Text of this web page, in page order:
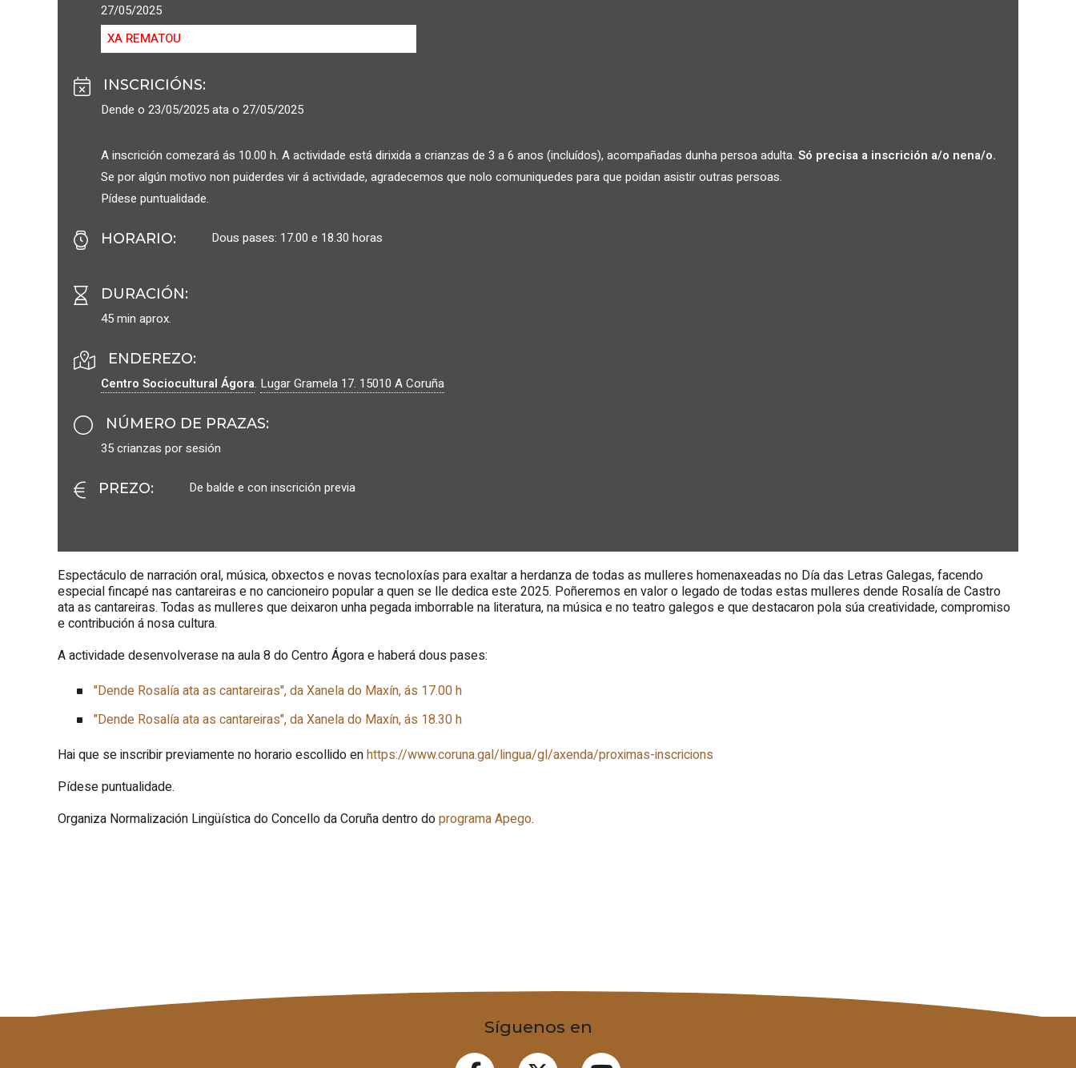
27/05/2025
XA REMATOU
INSCRICIÓNS:
Dende o 23/05/2025 ata o 27/05/2025
A inscrición comezará ás 10.00 h. A actividade está dirixida a crianzas de 3 a 6 anos (incluídos), acompañadas dunha persoa adulta. Só precisa a inscrición a/o nena/o.
Se por algún motivo non puiderdes vir á actividade, agradecemos que nolo comuniquedes para que poidan asistir outras persoas.
Pídese puntualidade.
HORARIO: Dous pases: 17.00 e 18.30 horas
DURACIÓN:
45 min aprox.
ENDEREZO:
Centro Sociocultural Ágora. Lugar Gramela 17. 15010 A Coruña
NÚMERO DE PRAZAS:
35 crianzas por sesión
PREZO: De balde e con inscrición previa
Espectáculo de narración oral, música, obxectos e novas tecnoloxías para exaltar a herdanza de todas as mulleres homenaxeadas no Día das Letras Galegas, facendo
especial fincapé nas cantareiras e no cancioneiro popular a quen se lle dedica este 2025. Poñeremos en valor o legado de todas estas mulleres dende Rosalía de Castro
ata as cantareiras. Todas as mulleres que deixaron unha pegada imborrable na literatura, na música e no teatro galegos e que destacaron pola súa creatividade, compromiso
e contribución á nosa cultura.
A actividade desenvolverase na aula 8 do Centro Ágora e haberá dous pases:
"Dende Rosalía ata as cantareiras", da Xanela do Maxín, ás 17.00 h
"Dende Rosalía ata as cantareiras", da Xanela do Maxín, ás 18.30 h
Hai que se inscribir previamente no horario escollido enhttps://www.coruna.gal/lingua/gl/axenda/proximas-inscricions
Pídese puntualidade.
Organiza Normalización Lingüística do Concello da Coruña dentro doprograma Apego.
Síguenos en